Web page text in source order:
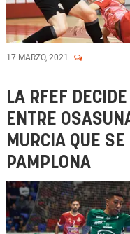
17 MARZO, 2021
LA RFEF
ENTRE
MURCIA QUE
PAMPLONA